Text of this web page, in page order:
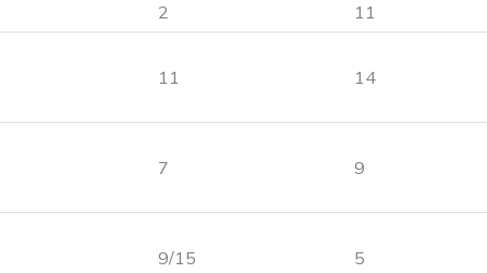
2
11
11 14
7 9
9/15 5